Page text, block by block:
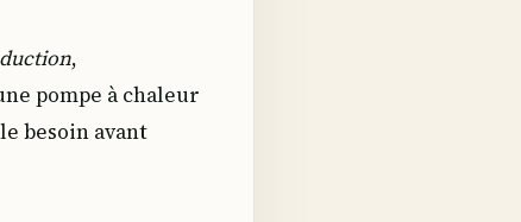
,
pompe à chaleur
besoin avant